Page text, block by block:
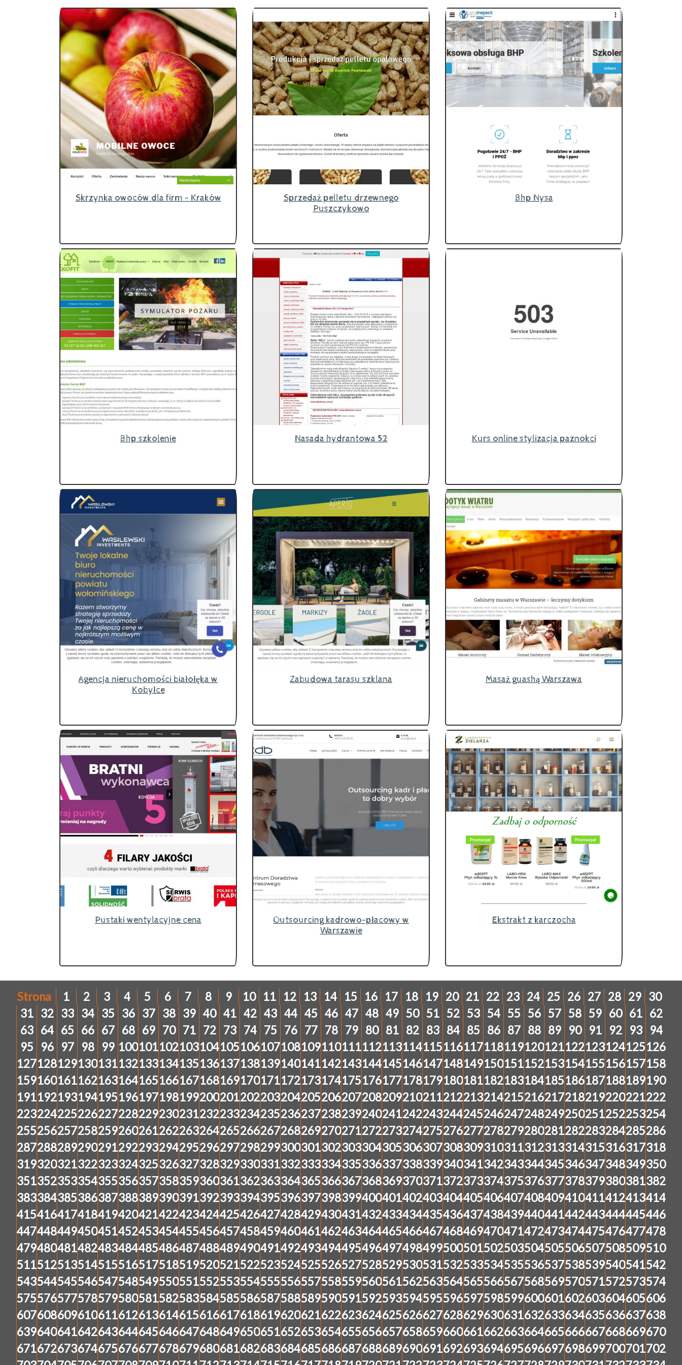
Skrzynka owoców dla firm - Kraków
Sprzedaż pelletu drzewnego
Puszczykowo
Bhp Nysa
Bhp szkolenie Nasada hydrantowa 52 Kurs online stylizacja paznokci
Agencja nieruchomości białołęka w
Kobyłce
Zabudowa tarasu szklana Masaż guashą Warszawa
Pustaki wentylacyjne cena
Outsourcing kadrowo-płacowy w
Warszawie
Ekstrakt z karczocha
Strona 1 2 3 4 5 6 7 8 9 10 11 12 13 14 15 16 17 18 19 20 21 22 23 24 25 26 27 28 29 30
31 32 33 34 35 36 37 38 39 40 41 42 43 44 45 46 47 48 49 50 51 52 53 54 55 56 57 58 59 60 61 62
63 64 65 66 67 68 69 70 71 72 73 74 75 76 77 78 79 80 81 82 83 84 85 86 87 88 89 90 91 92 93
94
95
96 97 98 99 100101102103104105106107108109110111112113114115116117118119120121122123124125126
127128129130131132133134135136137138139140141142143144145146147148149150151152153154155156157158
159160161162163164165166167168169170171172173174175176177178179180181182183184185186187188189190
191192193194195196197198199200201202203204205206207208209210211212213214215216217218219220221222
223224225226227228229230231232233234235236237238239240241242243244245246247248249250251252253254
255256257258259260261262263264265266267268269270271272273274275276277278279280281282283284285286
287288289290291292293294295296297298299300301302303304305306307308309310311312313314315316317318
319320321322323324325326327328329330331332333334335336337338339340341342343344345346347348349350
351352353354355356357358359360361362363364365366367368369370371372373374375376377378379380381382
383384385386387388389390391392393394395396397398399400401402403404405406407408409410411412413414
415416417418419420421422423424425426427428429430431432433434435436437438439440441442443444445446
447448449450451452453454455456457458459460461462463464465466467468469470471472473474475476477478
479480481482483484485486487488489490491492493494495496497498499500501502503504505506507508509510
511512513514515516517518519520521522523524525526527528529530531532533534535536537538539540541542
543544545546547548549550551552553554555556557558559560561562563564565566567568569570571572573574
575576577578579580581582583584585586587588589590591592593594595596597598599600601602603604605606
607608609610611612613614615616617618619620621622623624625626627628629630631632633634635636637638
639640641642643644645646647648649650651652653654655656657658659660661662663664665666667668669670
671672673674675676677678679680681682683684685686687688689690691692693694695696697698699700701702